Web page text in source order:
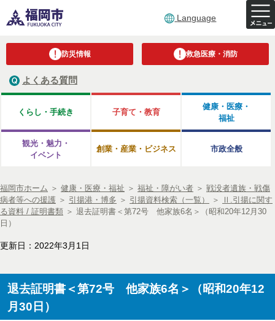
Language
防災情報 救急医療・消防
よくある質問
くらし・手続き 子育て・教育
健康・医療・
福祉
観光・魅力・
イベント
創業・産業・ビジネス 市政全般
福岡市ホーム ＞ 健康・医療・福祉 ＞ 福祉・障がい者 ＞ 戦没者遺族・戦傷
病者等への援護 ＞ 引揚港・博多 ＞ 引揚資料検索（一覧） ＞
Ⅱ.引揚に関す
る資料 / 証明書類 ＞ 退去証明書＜第72号 他家族6名＞（昭和20年12月30
日）
更新日：2022年3月1日
退去証明書＜第72号 他家族6名＞（昭和20年12
月30日）